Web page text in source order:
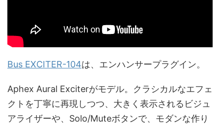
Bus EXCITER-104は、エンハンサープラグイン。
Aphex Aural Exciterがモデル。クラシカルなエフェ
クトを丁寧に再現しつつ、大きく表示されるビジュ
アライザーや、Solo/Muteボタンで、モダンな作り